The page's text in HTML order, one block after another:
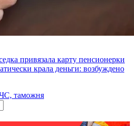
привязала карту пенсионерки
крала деньги: возбуждено
таможня